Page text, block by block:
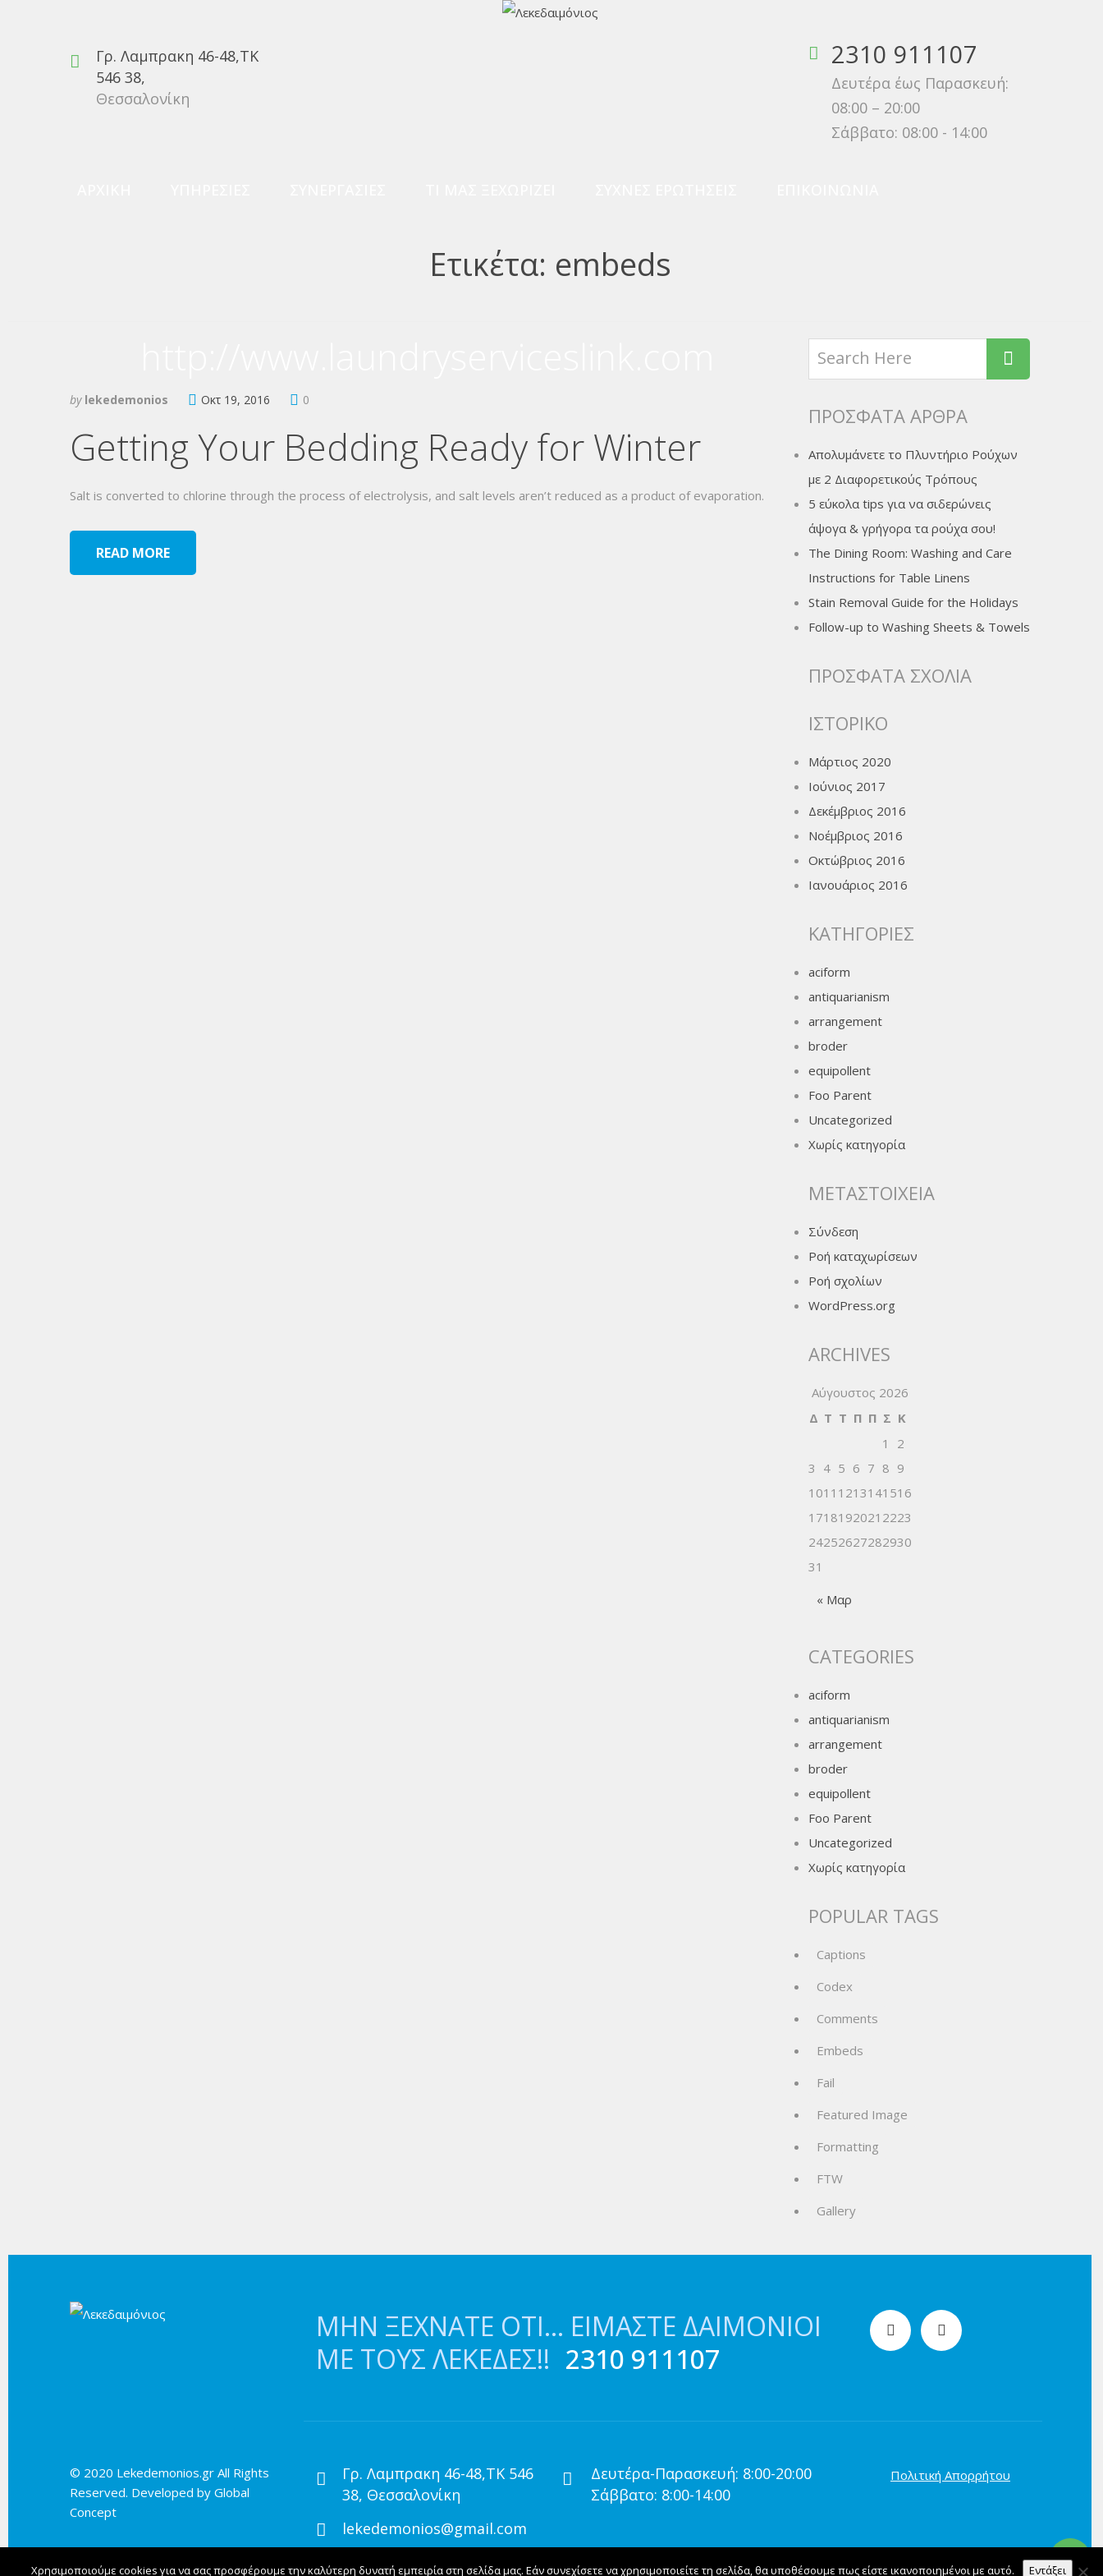
Γρ. Λαμπρακη 46-48,ΤΚ
546 38,
Θεσσαλονίκη
2310 911107
Δευτέρα έως Παρασκευή:
08:00 – 20:00
Σάββατο: 08:00 - 14:00
Ετικέτα: embeds
by lekedemonios Οκτ 19, 2016 0
Getting Your Bedding Ready for Winter
Salt is converted to chlorine through the process of electrolysis, and salt levels aren’t reduced as a product of evaporation.
READ MORE
ΠΡΌΣΦΑΤΑ ΆΡΘΡΑ
Απολυμάνετε το Πλυντήριο Ρούχων
με 2 Διαφορετικούς Τρόπους
5 εύκολα tips για να σιδερώνεις
άψογα & γρήγορα τα ρούχα σου!
The Dining Room: Washing and Care
Instructions for Table Linens
Stain Removal Guide for the Holidays
Follow-up to Washing Sheets & Towels
ΠΡΌΣΦΑΤΑ ΣΧΌΛΙΑ
ΙΣΤΟΡΙΚΌ
Μάρτιος 2020
Ιούνιος 2017
Δεκέμβριος 2016
Νοέμβριος 2016
Οκτώβριος 2016
Ιανουάριος 2016
KΑΤΗΓΟΡΊΕΣ
aciform
antiquarianism
arrangement
broder
equipollent
Foo Parent
Uncategorized
Χωρίς κατηγορία
ΜΕΤΑΣΤΟΙΧΕΊΑ
Σύνδεση
Ροή καταχωρίσεων
Ροή σχολίων
WordPress.org
ARCHIVES
Αύγουστος 2026
Δ Τ Τ Π Π Σ Κ
1
2
3 4 5 6 7 8 9
1011 1213141516
1718192021 2223
24252627282930
31
« Μαρ
CATEGORIES
aciform
antiquarianism
arrangement
broder
equipollent
Foo Parent
Uncategorized
Χωρίς κατηγορία
POPULAR TAGS
Captions
Codex
Comments
Embeds
Fail
Featured Image
Formatting
FTW
Gallery
ΜΗΝ ΞΕΧΝΆΤΕ ΌΤΙ… ΕΊΜΑΣΤΕ ΔΑΙΜΌΝΙΟΙ
ΜΕ ΤΟΥΣ ΛΕΚΈΔΕΣ!! 2310 911107
Γρ. Λαμπρακη 46-48,ΤΚ 546
38, Θεσσαλονίκη
lekedemonios@gmail.com
Δευτέρα-Παρασκευή: 8:00-20:00
Σάββατο: 8:00-14:00
© 2020 Lekedemonios.gr All Rights
Reserved. Developed by Global
Concept
Πολιτική Απορρήτου
Χρησιμοποιούμε cookies για να σας προσφέρουμε την καλύτερη δυνατή εμπειρία στη σελίδα μας. Εάν συνεχίσετε να χρησιμοποιείτε τη σελίδα, θα υποθέσουμε πως είστε ικανοποιημένοι με αυτό. Εντάξει